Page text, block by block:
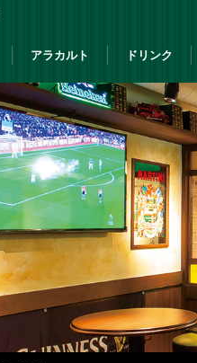
アラカルト ドリンク